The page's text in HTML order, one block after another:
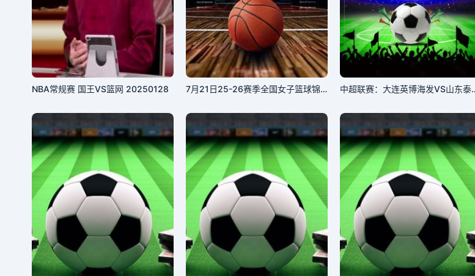
NBA常规赛 国王VS篮网 20250128 7月21日25-26赛季全国女子篮球锦标赛 浙江稠州银行63VS57东莞新世纪 中超联赛：大